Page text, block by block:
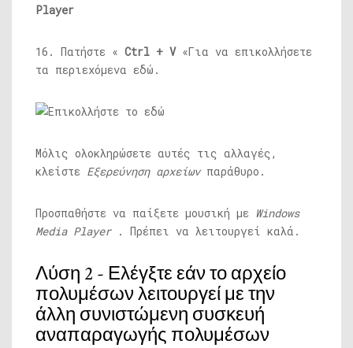
Player
16. Πατήστε « Ctrl + V«Για να επικολλήσετε
τα περιεχόμενα εδώ.
Μόλις ολοκληρώσετε αυτές τις αλλαγές,
κλείστε Εξερεύνηση αρχείωνπαράθυρο.
Προσπαθήστε να παίξετε μουσική με Windows
Media Player. Πρέπει να λειτουργεί καλά.
Λύση 2 - Ελέγξτε εάν το αρχείο
πολυμέσων λειτουργεί με την
άλλη συνιστώμενη συσκευή
αναπαραγωγής πολυμέσων